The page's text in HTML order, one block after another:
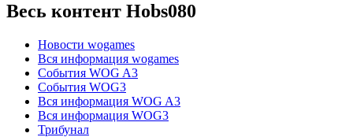
Весь контент Hobs080
Новости wogames
Вся информация wogames
События WOG A3
События WOG3
Вся информация WOG A3
Вся информация WOG3
Трибунал